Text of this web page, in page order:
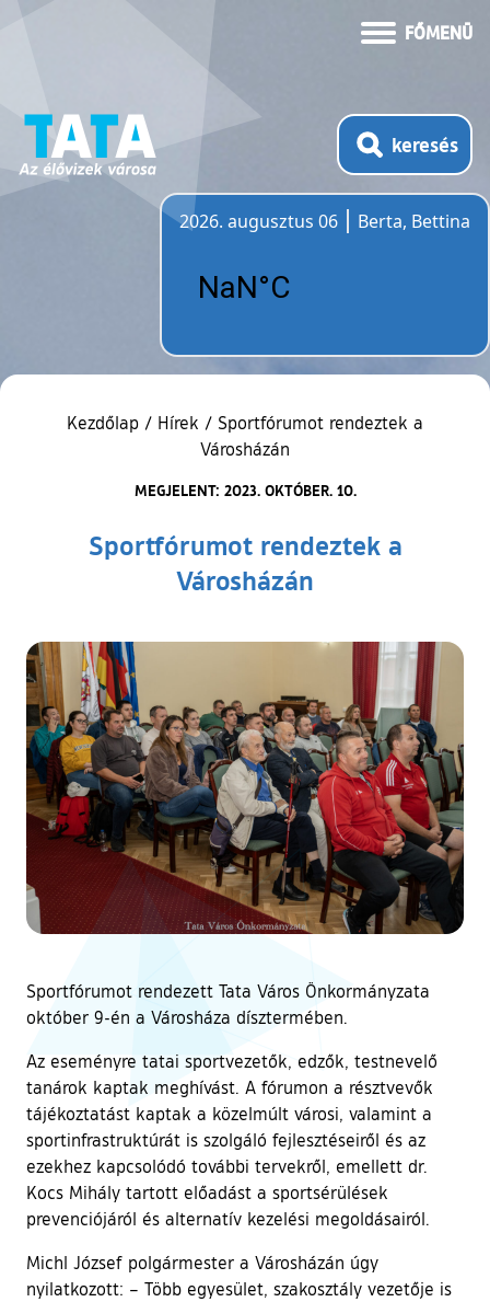
FŐMENÜ
keresés
2026. augusztus 06
Berta, Bettina
Kezdőlap / Hírek / Sportfórumot rendeztek a
Városházán
MEGJELENT: 2023. OKTÓBER. 10.
Sportfórumot rendeztek a
Városházán
Sportfórumot rendezett Tata Város Önkormányzata
október 9-én a Városháza dísztermében.
Az eseményre tatai sportvezetők, edzők, testnevelő
tanárok kaptak meghívást. A fórumon a résztvevők
tájékoztatást kaptak a közelmúlt városi, valamint a
sportinfrastruktúrát is szolgáló fejlesztéseiről és az
ezekhez kapcsolódó további tervekről, emellett dr.
Kocs Mihály tartott előadást a sportsérülések
prevenciójáról és alternatív kezelési megoldásairól.
Michl József polgármester a Városházán úgy
nyilatkozott: – Több egyesület, szakosztály vezetője is